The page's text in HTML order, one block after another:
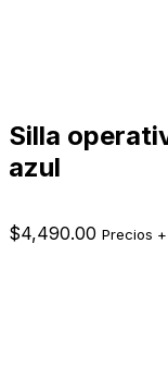
Silla
azul
$4,490.00 Precios +